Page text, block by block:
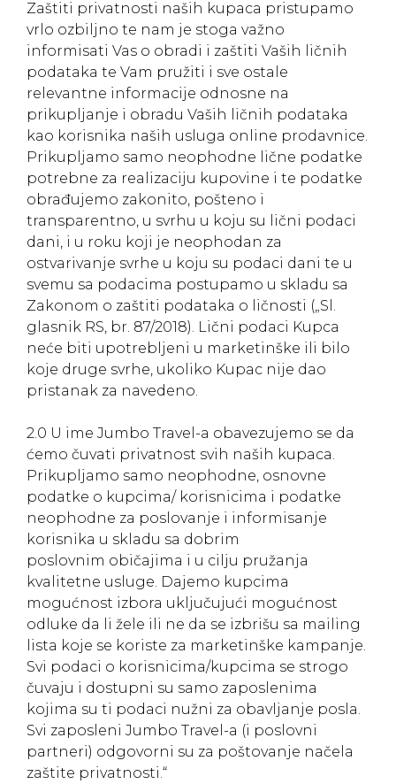
Zaštiti privatnosti naših kupaca pristupamo
vrlo ozbiljno te nam je stoga važno
informisati Vas o obradi i zaštiti Vaših ličnih
podataka te Vam pružiti i sve ostale
relevantne informacije odnosne na
prikupljanje i obradu Vaših ličnih podataka
kao korisnika naših usluga online prodavnice.
Prikupljamo samo neophodne lične podatke
potrebne za realizaciju kupovine i te podatke
obrađujemo zakonito, pošteno i
transparentno, u svrhu u koju su lični podaci
dani, i u roku koji je neophodan za
ostvarivanje svrhe u koju su podaci dani te u
svemu sa podacima postupamo u skladu sa
Zakonom o zaštiti podataka o ličnosti („Sl.
glasnik RS, br. 87/2018). Lični podaci Kupca
neće biti upotrebljeni u marketinške ili bilo
koje druge svrhe, ukoliko Kupac nije dao
pristanak za navedeno.
2.0 U ime Jumbo Travel-a obavezujemo se da
ćemo čuvati privatnost svih naših kupaca.
Prikupljamo samo neophodne, osnovne
podatke o kupcima/ korisnicima i podatke
neophodne za poslovanje i informisanje
korisnika u skladu sa dobrim
poslovnim običajima i u cilju pružanja
kvalitetne usluge. Dajemo kupcima
mogućnost izbora uključujući mogućnost
odluke da li žele ili ne da se izbrišu sa mailing
lista koje se koriste za marketinške kampanje.
Svi podaci o korisnicima/kupcima se strogo
čuvaju i dostupni su samo zaposlenima
kojima su ti podaci nužni za obavljanje posla.
Svi zaposleni Jumbo Travel-a (i poslovni
partneri) odgovorni su za poštovanje načela
zaštite privatnosti.“